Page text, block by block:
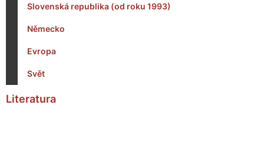
Slovenská republika (od roku 1993)
Německo
Evropa
Svět
Literatura